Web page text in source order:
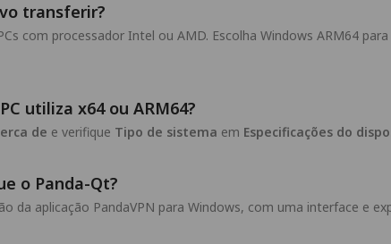
transferir?
com processador Intel ou AMD. Escolha Windows ARM64
utiliza x64 ou ARM64?
de e verifique Tipo de sistema em Especificações do
o Panda-Qt?
da aplicação PandaVPN para Windows, com uma interface e